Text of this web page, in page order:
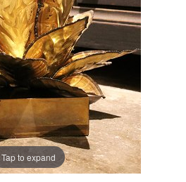
Tap to expand